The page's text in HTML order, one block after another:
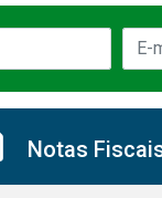
Notas